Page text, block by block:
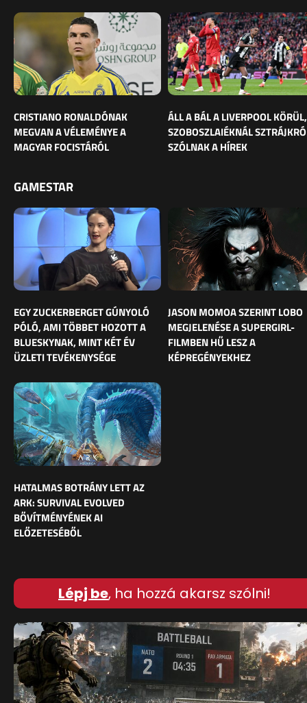
CRISTIANO RONALDÓNAK
MEGVAN A VÉLEMÉNYE A
MAGYAR FOCISTÁRÓL
ÁLL A BÁL A LIVERPOOL KÖRÜL,
SZOBOSZLAIÉKNÁL
SZÓLNAK A HÍREK
GAMESTAR
EGY ZUCKERBERGET GÚNYOLÓ
PÓLÓ, AMI TÖBBET HOZOTT A
BLUESKYNAK, MINT KÉT ÉV
ÜZLETI TEVÉKENYSÉGE
JASON MOMOA SZERINT LOBO
MEGJELENÉSE A SUPERGIRL-
FILMBEN HŰ LESZ A
KÉPREGÉNYEKHEZ
HATALMAS BOTRÁNY LETT AZ
ARK: SURVIVAL EVOLVED
BŐVÍTMÉNYÉNEK AI
ELŐZETESÉBŐL
Lépj be, ha hozzá akarsz szólni!